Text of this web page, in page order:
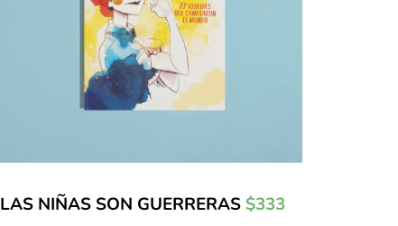
LAS NIÑAS SON GUERRERAS $333